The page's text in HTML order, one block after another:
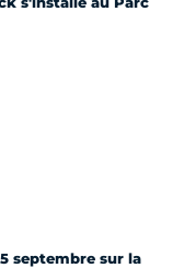
septembre sur la